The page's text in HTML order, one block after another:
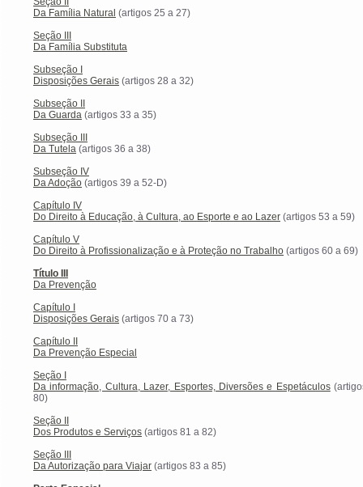
Da Família Natural (artigos 25 a 27)
Seção III
Da Família Substituta
Subseção I
Disposições Gerais (artigos 28 a 32)
Subseção II
Da Guarda (artigos 33 a 35)
Subseção III
Da Tutela (artigos 36 a 38)
Subseção IV
Da Adoção (artigos 39 a 52-D)
Capítulo IV
Do Direito à Educação, à Cultura, ao Esporte e ao Lazer (artigos 53 a 59)
Capítulo V
Do Direito à Profissionalização e à Proteção no Trabalho (artigos 60 a 69)
Título III
Da Prevenção
Capítulo I
Disposições Gerais (artigos 70 a 73)
Capítulo II
Da Prevenção Especial
Seção I
Da informação, Cultura, Lazer, Esportes, Diversões e Espetáculos
80)
Seção II
Dos Produtos e Serviços (artigos 81 a 82)
Seção III
Da Autorização para Viajar (artigos 83 a 85)